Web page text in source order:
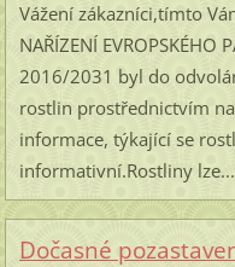
Vážení zákazníci,tímto
NAŘÍZENÍ EVROPSKÉHO
2016/2031 byl do
rostlin prostřednictvím
informace, týkající se
informativní.Rostliny lze...
Dočasné